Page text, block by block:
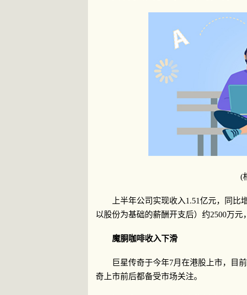
(
上半年公司实现收入1.51亿元，同
以股份为基础的薪酬开支后）约2500万元
魔胴咖啡收入下滑
巨星传奇于今年7月在港股上市，目
奇上市前后都备受市场关注。